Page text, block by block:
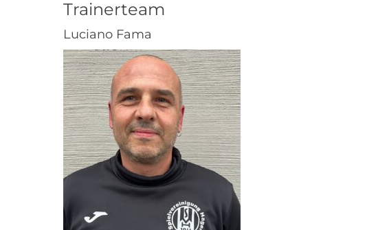
Trainerteam
Luciano Fama